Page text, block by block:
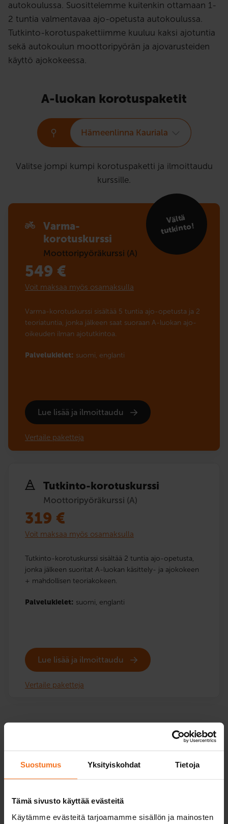
Suostumus Yksityiskohdat Tietoja
Tämä sivusto käyttää evästeitä
Käytämme evästeitä tarjoamamme sisällön ja mainosten
autokoulussa. Suosittelemme kuitenkin ottamaan 1-
2 tuntia valmentavaa ajo-opetusta autokoulussa.
Tutkinto-korotuspakettiimme kuuluu kaksi ajotuntia
sekä autokoulun moottoripyörän ja ajovarusteiden
käyttö ajokokeessa.
A-luokan korotuspaketit
Hämeenlinna Kauriala
Valitse jompi kumpi korotuspaketti ja ilmoittaudu
kurssille.
Varma-
korotuskurssi
Moottoripyöräkurssi (A)
Vältä
tutkinto!
549 €
Voit maksaa myös osamaksulla
Varma-korotuskurssi sisältää 5 tuntia ajo-opetusta ja 2
teoriatuntia, jonka jälkeen saat suoraan A-luokan ajo-
oikeuden ilman ajotutkintoa.
Palvelukielet: suomi, englanti
Lue lisää ja ilmoittaudu
Vertaile paketteja
Tutkinto-korotuskurssi
Moottoripyöräkurssi (A)
319 €
Voit maksaa myös osamaksulla
Tutkinto-korotuskurssi sisältää 2 tuntia ajo-opetusta,
jonka jälkeen suoritat A-luokan käsittely- ja ajokokeen
+ mahdollisen teoriakokeen.
Palvelukielet: suomi, englanti
Lue lisää ja ilmoittaudu
Vertaile paketteja
Varma-
korotuskurssi
5 tuntia ajo-opetusta ja 2
oikeuden ilman
Tutkinto-
2 tuntia ajo-